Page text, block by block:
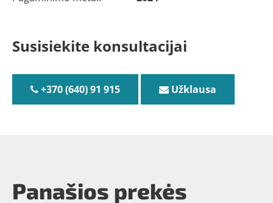
Susisiekite konsultacijai
+370 (640) 91 915 Užklausa
Panašios prekės